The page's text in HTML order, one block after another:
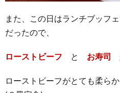
また、この日はランチブッフ
だったので、
ローストビーフ と お寿司
ローストビーフがとても柔ら